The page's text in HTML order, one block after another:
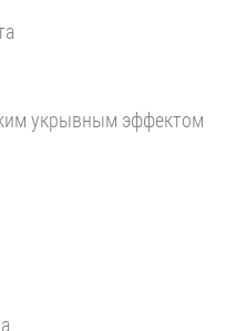
укрывным эффектом